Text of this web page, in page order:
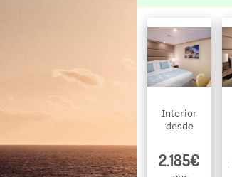
Interior
desde
2.185€